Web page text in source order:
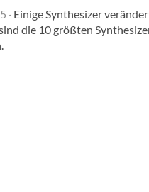
· Einige Synthesizer
die 10 größten